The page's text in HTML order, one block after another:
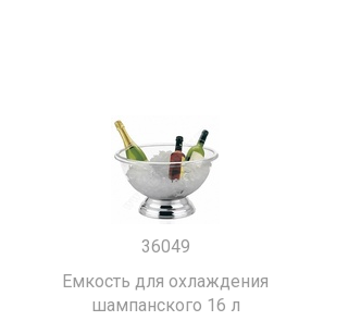
36049
Емкость для охлаждения
шампанского 16 л